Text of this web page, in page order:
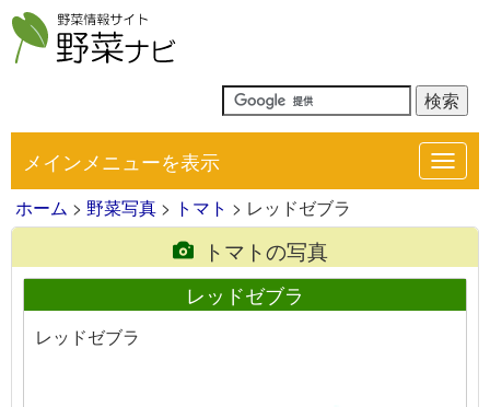
メインメニューを表示
ホーム > 野菜写真 > トマト > レッドゼブラ
トマトの写真
レッドゼブラ
レッドゼブラ